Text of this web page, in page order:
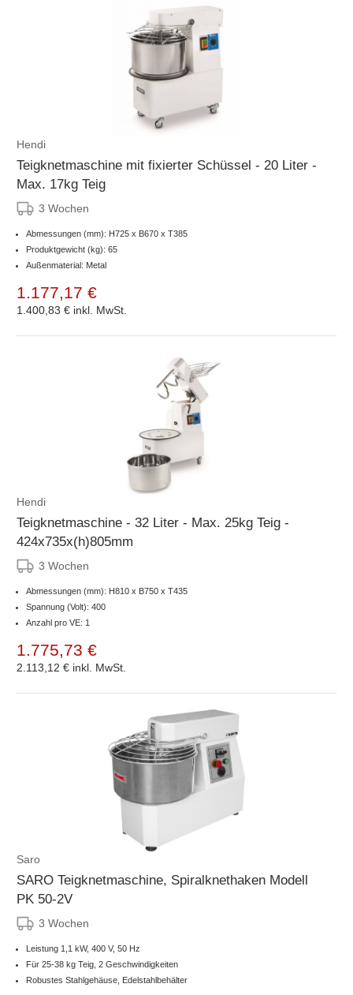
Hendi
Teigknetmaschine mit fixierter Schüssel - 20 Liter -
Max. 17kg Teig
3 Wochen
Abmessungen (mm): H725 x B670 x T385
Produktgewicht (kg): 65
Außenmaterial: Metal
1.177,17 €
1.400,83 € inkl. MwSt.
Hendi
Teigknetmaschine - 32 Liter - Max. 25kg Teig -
424x735x(h)805mm
3 Wochen
Abmessungen (mm): H810 x B750 x T435
Spannung (Volt): 400
Anzahl pro VE: 1
1.775,73 €
2.113,12 € inkl. MwSt.
Saro
SARO Teigknetmaschine, Spiralknethaken Modell
PK 50-2V
3 Wochen
Leistung 1,1 kW, 400 V, 50 Hz
Für 25-38 kg Teig, 2 Geschwindigkeiten
Robustes Stahlgehäuse, Edelstahlbehälter